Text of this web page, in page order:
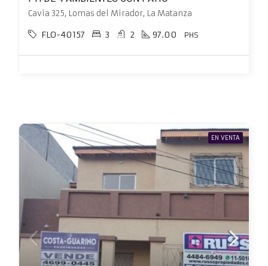
Cavia 325, Lomas del Mirador, La Matanza
FLO-40157 3 2 97.00 PHS
EN VENTA